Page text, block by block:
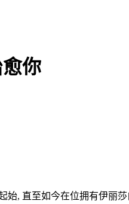
你
, 直至如今在位拥有伊丽